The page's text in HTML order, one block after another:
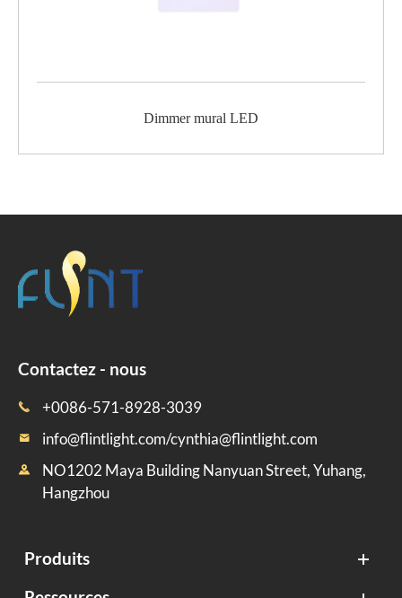
Dimmer mural LED
Contactez - nous
 +0086-571-8928-3039
 info@flintlight.com/cynthia@flintlight.com

NO1202 Maya Building Nanyuan Street, Yuhang,
Hangzhou
Produits